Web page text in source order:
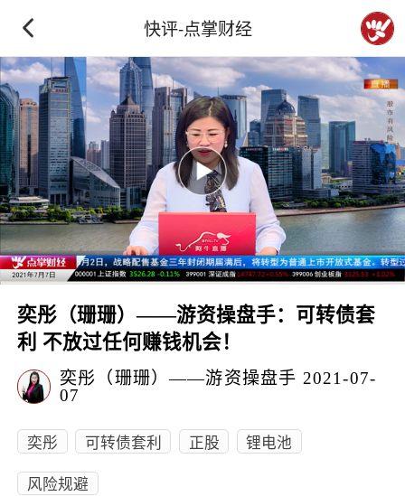
快评-点掌财经
奕彤（珊珊）——游资操盘手：可转债套
利 不放过任何赚钱机会！
奕彤（珊珊）——游资操盘手 2021-07-
07
奕彤 可转债套利 正股
锂电池
风险规避